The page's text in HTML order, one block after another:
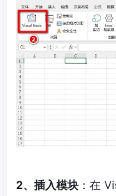
2、插入模块 ：在